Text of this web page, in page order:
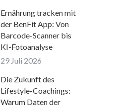
Ernährung tracken mit
der BenFit App: Von
Barcode-Scanner bis
KI-Fotoanalyse
29 Juli 2026
Die Zukunft des
Lifestyle-Coachings:
Warum Daten der